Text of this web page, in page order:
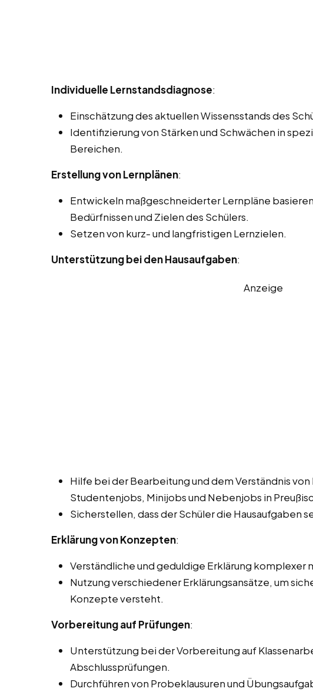
Individuelle Lernstandsdiagnose:
Einschätzung des aktuellen Wissensstands des
Identifizierung von Stärken und Schwächen in
Bereichen.
Erstellung von Lernplänen:
Entwickeln maßgeschneiderter Lernpläne
Bedürfnissen und Zielen des Schülers.
Setzen von kurz- und langfristigen Lernzielen.
Unterstützung bei den Hausaufgaben:
Anzeige
Hilfe bei der Bearbeitung und dem Verständnis
Studentenjobs, Minijobs und Nebenjobs in
Sicherstellen, dass der Schüler die Hausaufgaben
Erklärung von Konzepten:
Verständliche und geduldige Erklärung komplexer
Nutzung verschiedener Erklärungsansätze, um
Konzepte versteht.
Vorbereitung auf Prüfungen:
Unterstützung bei der Vorbereitung auf
Abschlussprüfungen.
Durchführen von Probeklausuren und